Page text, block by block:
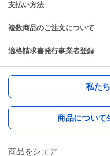
支払い方法
複数商品のご注文について
適格請求書発行事業者登録
私た
商品について
商品をシェア